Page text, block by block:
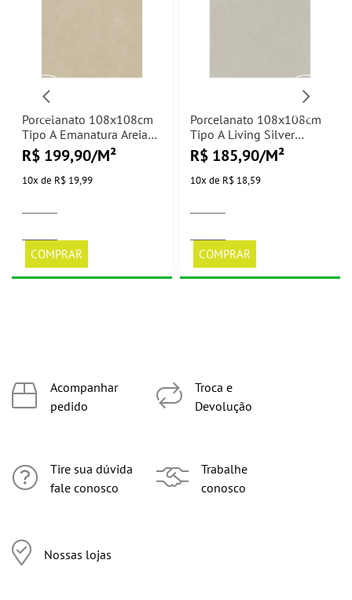
Porcelanato 108x108cm
Tipo A Emanatura Areia
Natural Villagres -
2,33m²
R$ 199,90/M²
10x de R$ 19,99
COMPRAR
Porcelanato 108x108cm
Tipo A Living Silver
Externo Villagres -
2,33m²
R$ 185,90/M²
10x de R$ 18,59
COMPRAR
Acompanhar
pedido
Tire sua dúvida
fale conosco
Nossas lojas
Troca e
Devolução
Trabalhe
conosco